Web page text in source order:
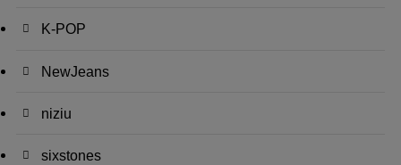
K-POP
NewJeans
niziu
sixstones